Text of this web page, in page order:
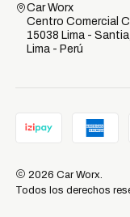
Car Worx
Centro Comercial
15038 Lima -
Lima - Perú
2026 Car Worx.
Todos los derechos